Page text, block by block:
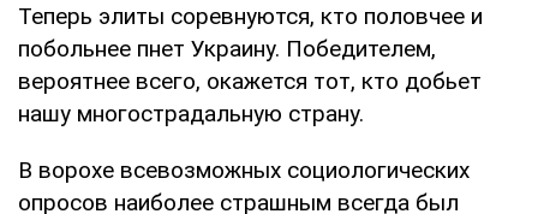
Теперь элиты соревнуются, кто половчее и
побольнее пнет Украину. Победителем,
вероятнее всего, окажется тот, кто добьет
нашу многострадальную страну.
В ворохе всевозможных социологических
опросов наиболее страшным всегда был